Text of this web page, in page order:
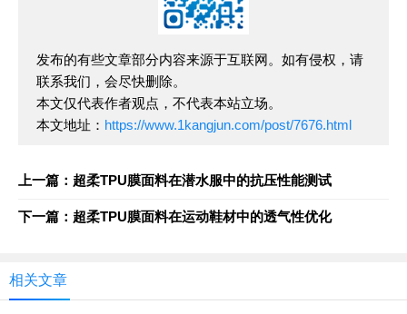
发布的有些文章部分内容来源于互联网。如有侵权，请
联系我们，会尽快删除。
本文仅代表作者观点，不代表本站立场。
本文地址： https://www.1kangjun.com/post/7676.html
上一篇：超柔TPU膜面料在潜水服中的抗压性能测试
下一篇：超柔TPU膜面料在运动鞋材中的透气性优化
相关文章